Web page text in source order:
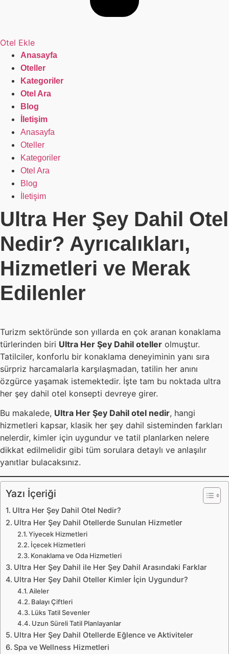
Otel Ekle
Anasayfa
Oteller
Kategoriler
Otel Ara
Blog
İletişim
Anasayfa
Oteller
Kategoriler
Otel Ara
Blog
İletişim
Ultra Her Şey Dahil Otel
Nedir? Ayrıcalıkları,
Hizmetleri ve Merak
Edilenler
Turizm sektöründe son yıllarda en çok aranan konaklama
türlerinden biri Ultra Her Şey Dahil oteller olmuştur.
Tatilciler, konforlu bir konaklama deneyiminin yanı sıra
sürpriz harcamalarla karşılaşmadan, tatilin her anını
özgürce yaşamak istemektedir. İşte tam bu noktada ultra
her şey dahil otel konsepti devreye girer.
Bu makalede, Ultra Her Şey Dahil otel nedir, hangi
hizmetleri kapsar, klasik her şey dahil sisteminden farkları
nelerdir, kimler için uygundur ve tatil planlarken nelere
dikkat edilmelidir gibi tüm sorulara detaylı ve anlaşılır
yanıtlar bulacaksınız.
Yazı İçeriği
Ultra Her Şey Dahil Otel Nedir?
Ultra Her Şey Dahil Otellerde Sunulan Hizmetler
Yiyecek Hizmetleri
İçecek Hizmetleri
Konaklama ve Oda Hizmetleri
Ultra Her Şey Dahil ile Her Şey Dahil Arasındaki Farklar
Ultra Her Şey Dahil Oteller Kimler İçin Uygundur?
Aileler
Balayı Çiftleri
Lüks Tatil Sevenler
Uzun Süreli Tatil Planlayanlar
Ultra Her Şey Dahil Otellerde Eğlence ve Aktiviteler
Spa ve Wellness Hizmetleri